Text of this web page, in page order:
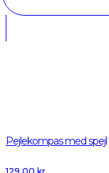
Pejlekompas med spejl